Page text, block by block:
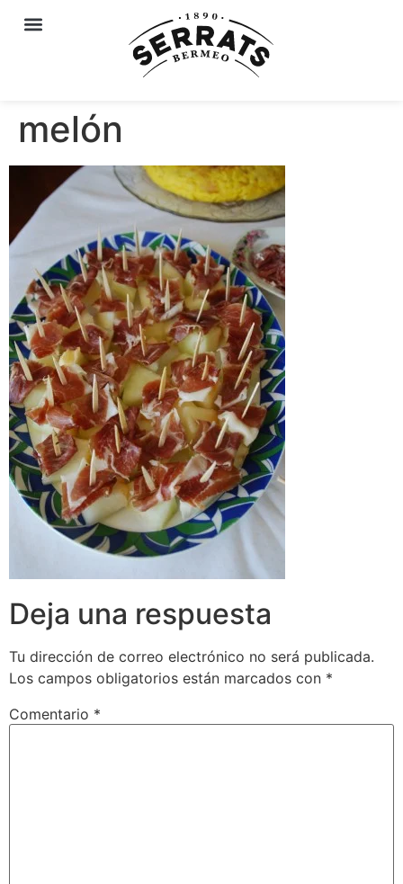
melón
Deja una respuesta
Tu dirección de correo electrónico no será publicada.
Los campos obligatorios están marcados con *
Comentario *